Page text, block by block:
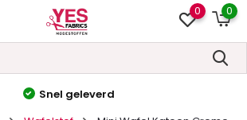
0 0
Hoge kwaliteit&Lage prijzen